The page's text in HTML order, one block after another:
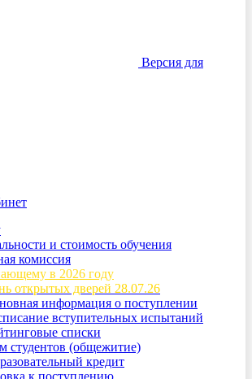
Версия для
и стоимость обучения
комиссия
в 2026 году
открытых дверей 28.07.26
информация о поступлении
вступительных испытаний
списки
студентов (общежитие)
кредит
к поступлению